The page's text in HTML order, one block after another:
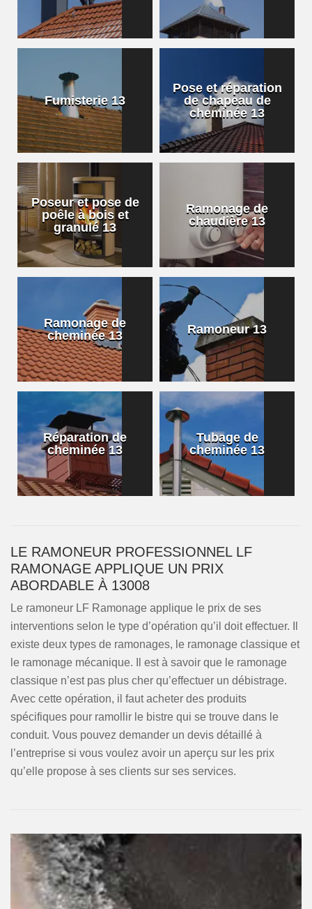
Fumisterie 13
Pose et réparation
de chapeau de
cheminée 13
Poseur et pose de
poêle à bois et
granulé 13
Ramonage de
chaudière 13
Ramonage de
cheminée 13
Ramoneur 13
Réparation de
cheminée 13
Tubage de
cheminée 13
LE RAMONEUR PROFESSIONNEL LF
RAMONAGE APPLIQUE UN PRIX
ABORDABLE À 13008
Le ramoneur LF Ramonage applique le prix de ses
interventions selon le type d’opération qu’il doit effectuer. Il
existe deux types de ramonages, le ramonage classique et
le ramonage mécanique. Il est à savoir que le ramonage
classique n’est pas plus cher qu’effectuer un débistrage.
Avec cette opération, il faut acheter des produits
spécifiques pour ramollir le bistre qui se trouve dans le
conduit. Vous pouvez demander un devis détaillé à
l’entreprise si vous voulez avoir un aperçu sur les prix
qu’elle propose à ses clients sur ses services.